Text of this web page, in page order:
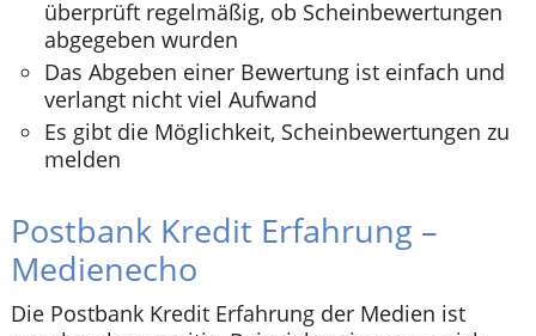
überprüft regelmäßig, ob Scheinbewertungen
abgegeben wurden
Das Abgeben einer Bewertung ist einfach und
verlangt nicht viel Aufwand
Es gibt die Möglichkeit, Scheinbewertungen zu
melden
Postbank Kredit Erfahrung –
Medienecho
Die Postbank Kredit Erfahrung der Medien ist